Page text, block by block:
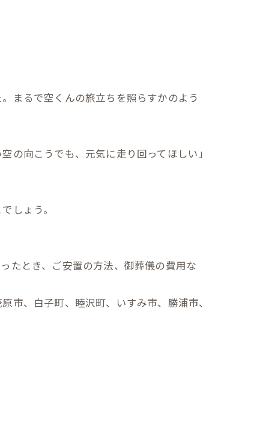
まるで空くんの旅立ちを照らすかのよう
の向こうでも、元気に走り回ってほしい」
しょう。
たとき、ご安置の方法、御葬儀の費用な
市、白子町、睦沢町、いすみ市、勝浦市、